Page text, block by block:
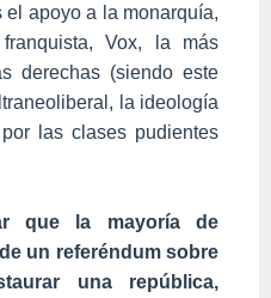
apoyo a la monarquía,
Vox, la más
derechas (siendo este
la ideología
las clases pudientes
que la mayoría de
un referéndum sobre
una república,